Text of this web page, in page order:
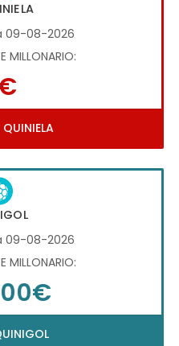
09-08-2026
MILLONARIO:
09-08-2026
MILLONARIO: